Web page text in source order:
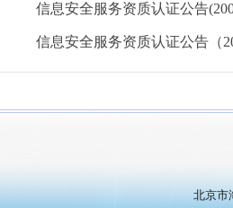
信息安全服务资质认证公告
信息安全服务资质认证公告（
北京市